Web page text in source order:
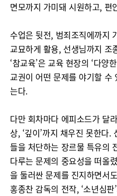
면모까지 가미돼 시원하고, 편
수업은 뒷전, 범죄조직에까지
교묘하게 활용, 선생님까지 조
‘참교육’은 교육 현장의 ‘다양
교권이 어떤 문제를 야기할 수
는다.
다만 회차마다 에피소드가 달
상, ‘깊이’까지 채우진 못한다
들을 처단하는 장르물 특유의
다루는 문제의 중요성을 떠올
을 둘러싼 문제를 진지하면서
홍종찬 감독의 전작, ‘소년심